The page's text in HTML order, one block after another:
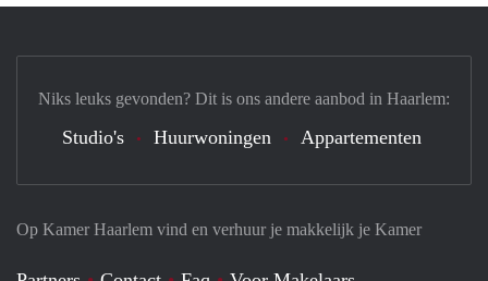
Op Kamer Haarlem vind en verhuur je makkelijk je Kamer
Niks leuks gevonden? Dit is ons andere aanbod in Haarlem:
Studio's Huurwoningen Appartementen